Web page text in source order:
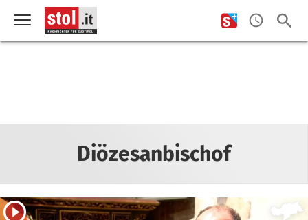
Diözesanbischof